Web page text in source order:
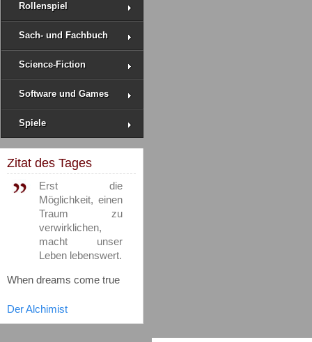
Rollenspiel
Sach- und Fachbuch
Science-Fiction
Software und Games
Spiele
Zitat des Tages
Erst die
Möglichkeit, einen
Traum zu
verwirklichen,
macht unser
Leben lebenswert.
When dreams come true
Der Alchimist